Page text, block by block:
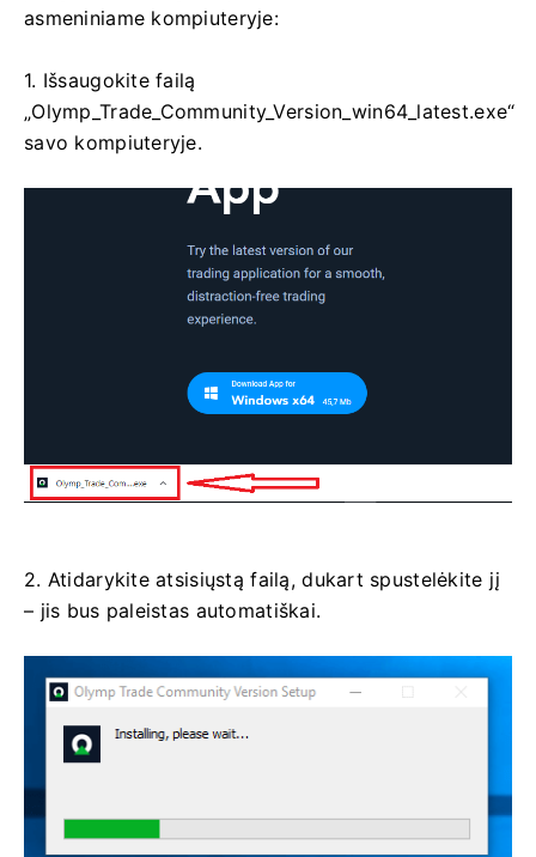
asmeniniame kompiuteryje:
1. Išsaugokite failą
„Olymp_Trade_Community_Version_win64_latest.exe“
savo kompiuteryje.
2. Atidarykite atsisiųstą failą, dukart spustelėkite jį
– jis bus paleistas automatiškai.